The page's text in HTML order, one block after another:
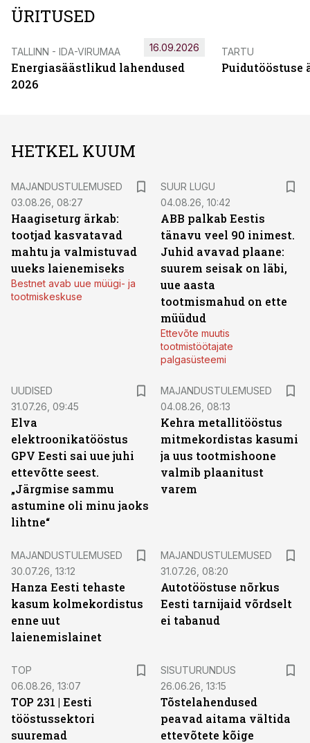
ÜRITUSED
TALLINN - IDA-VIRUMAA
Energiasäästlikud lahendused
2026
16.09.2026 TARTU
Puidutööstuse
HETKEL KUUM
MAJANDUSTULEMUSED
03.08.26, 08:27
Haagiseturg ärkab:
tootjad kasvatavad
mahtu ja valmistuvad
uueks laienemiseks
Bestnet avab uue müügi- ja
tootmiskeskuse
SUUR LUGU
04.08.26, 10:42
ABB palkab Eestis
tänavu veel 90 inimest.
Juhid avavad plaane:
suurem seisak on läbi,
uue aasta
tootmismahud on ette
müüdud
Ettevõte muutis
tootmistöötajate
palgasüsteemi
UUDISED
31.07.26, 09:45
Elva
elektroonikatööstus
GPV Eesti sai uue juhi
ettevõtte seest.
„Järgmise sammu
astumine oli minu jaoks
lihtne“
MAJANDUSTULEMUSED
04.08.26, 08:13
Kehra metallitööstus
mitmekordistas kasumi
ja uus tootmishoone
valmib plaanitust
varem
MAJANDUSTULEMUSED
30.07.26, 13:12
Hanza Eesti tehaste
kasum kolmekordistus
enne uut
laienemislainet
MAJANDUSTULEMUSED
31.07.26, 08:20
Autotööstuse nõrkus
Eesti tarnijaid võrdselt
ei tabanud
TOP
06.08.26, 13:07
TOP 231 | Eesti
tööstussektori
suuremad
SISUTURUNDUS
26.06.26, 13:15
Tõstelahendused
peavad aitama vältida
ettevõtete kõige